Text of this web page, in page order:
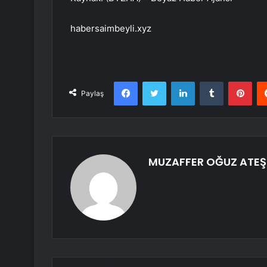
habersaimbeyli.xyz
Paylaş
FacebookTwitter LinkedInTumblr
MUZAFFER OĞUZ ATEŞ